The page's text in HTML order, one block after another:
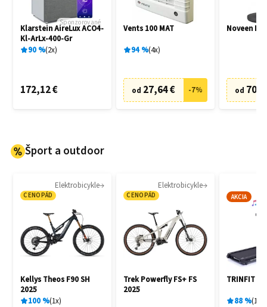
Sponzorované
Klarstein AireLux ACO4-
Kl-ArLx-400-Gr
90% 2x
172,12 €
Vents 100 MAT
94% 4x
od 27,64 € -7%
Noveen
od
Šport a outdoor
Elektrobicykle
CENOPÁD
Kellys Theos F90 SH
2025
100% 1x
Elektrobicykle
CENOPÁD
Trek Powerfly FS+ FS
2025
AKCIA
TRINFIT
88% 15